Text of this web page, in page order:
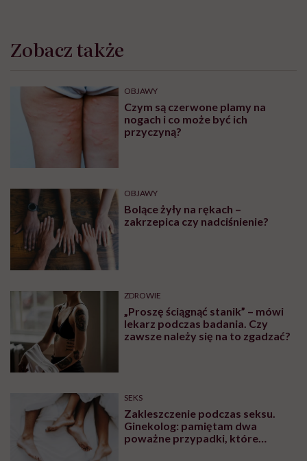
Zobacz także
OBJAWY
Czym są czerwone plamy na
nogach i co może być ich
przyczyną?
OBJAWY
Bolące żyły na rękach –
zakrzepica czy nadciśnienie?
ZDROWIE
„Proszę ściągnąć stanik” – mówi
lekarz podczas badania. Czy
zawsze należy się na to zgadzać?
SEKS
Zakleszczenie podczas seksu.
Ginekolog: pamiętam dwa
poważne przypadki, które